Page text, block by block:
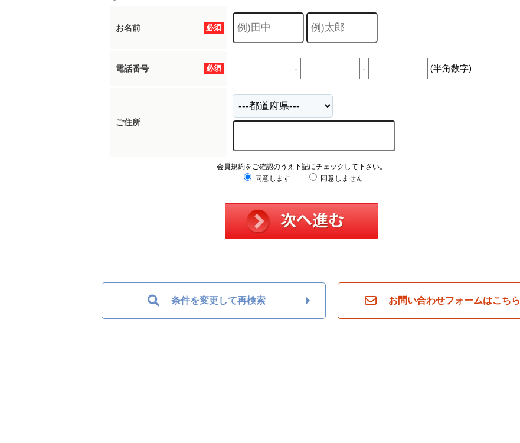
必須
お名前
必須
電話番号 - - (半角数字)
ご住所
会員規約をご確認のうえ下記にチェックして下さい。
同意します
同意しません
条件を変更して再検索 お問い合わせフォームはこちら